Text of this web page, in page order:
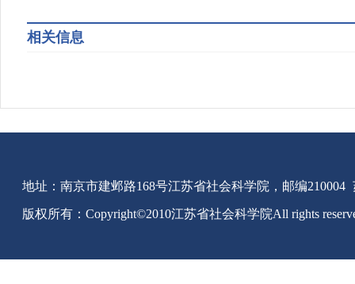
相关信息
地址：南京市建邺路168号江苏省社会科学院，邮编210004
版权所有：Copyright©2010江苏省社会科学院All rights